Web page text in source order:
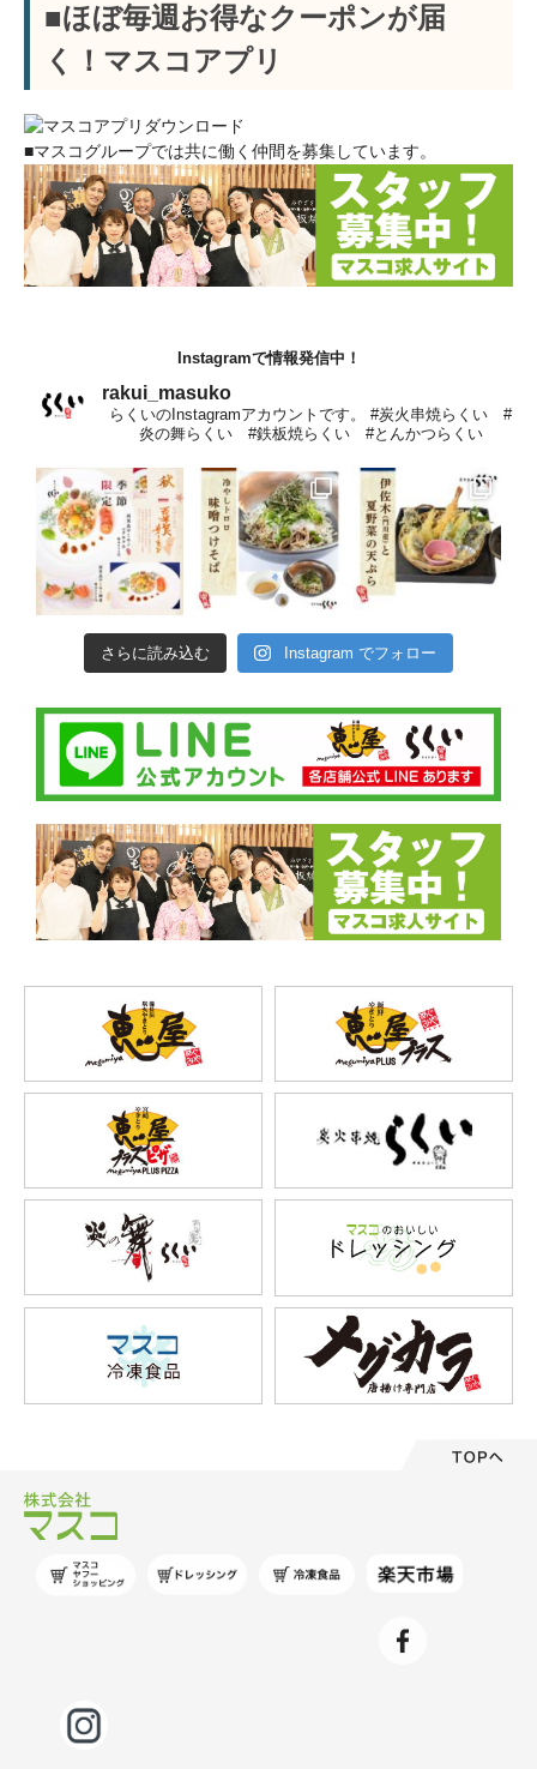
■ほぼ毎週お得なクーポンが届
く！マスコアプリ
■マスコグループでは共に働く仲間を募集しています。
Instagramで情報発信中！
rakui_masuko
らくいのInstagramアカウントです。 #炭火串焼らくい #
炎の舞らくい #鉄板焼らくい #とんかつらくい
さらに読み込む Instagram でフォロー